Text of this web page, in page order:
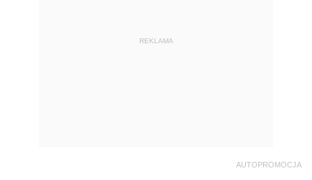
REKLAMA
AUTOPROMOCJA